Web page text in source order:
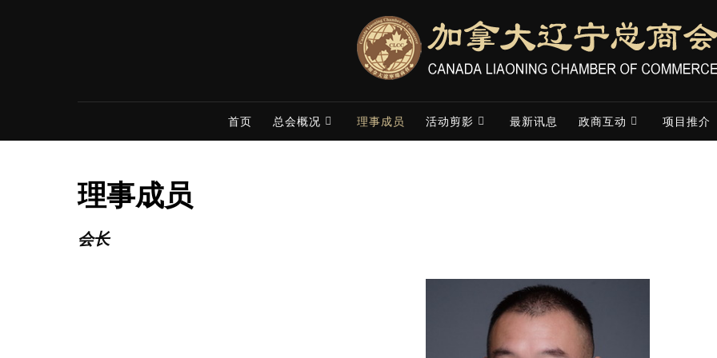
首页 总会概况 理事成员 活动剪影 最新讯息 政商互动 项目推介
理事成员
会长